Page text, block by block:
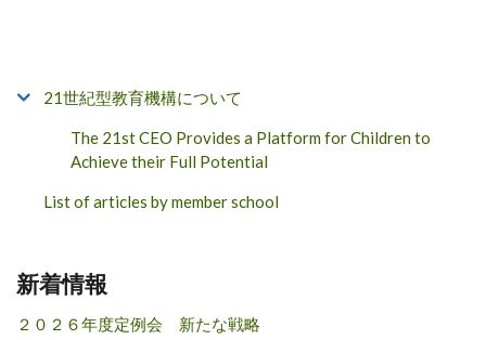
21世紀型教育機構について
The 21st CEO Provides a Platform for Children to
Achieve their Full Potential
List of articles by member school
新着情報
２０２６年度定例会 新たな戦略